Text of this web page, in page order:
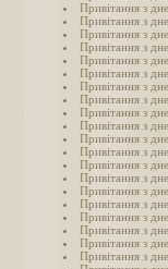
Привітання з
Привітання з
Привітання з
Привітання з
Привітання з
Привітання з
Привітання з
Привітання з
Привітання з
Привітання з
Привітання з
Привітання з
Привітання з
Привітання з
Привітання з
Привітання з
Привітання з
Привітання з
Привітання з
Привітання з